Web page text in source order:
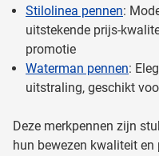
Stilolinea pennen:
uitstekende prijs-
promotie
Waterman pennen:
uitstraling, geschikt
Deze merkpennen zijn
hun bewezen kwaliteit